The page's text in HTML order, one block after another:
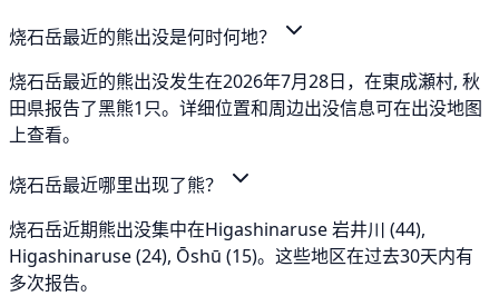
烧石岳最近的熊出没是何时何地？
烧石岳最近的熊出没发生在2026年7月28日，在東成瀬村, 秋
田県报告了黑熊1只。详细位置和周边出没信息可在出没地图
上查看。
烧石岳最近哪里出现了熊？
烧石岳近期熊出没集中在Higashinaruse 岩井川 (44),
Higashinaruse (24), Ōshū (15)。这些地区在过去30天内有
多次报告。